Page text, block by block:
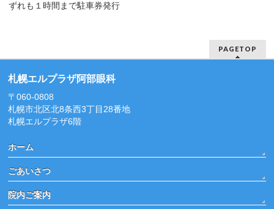
ずれも１時間まで駐車券発行
PAGETOP
札幌エルプラザ阿部眼科
〒060-0808
札幌市北区北8条西3丁目28番地
札幌エルプラザ6階
ホーム
ごあいさつ
院内ご案内